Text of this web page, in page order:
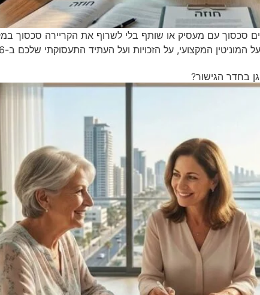
2026 גישור ועסקים גישור בעבודה 2026: איך לסיים סכסוך עם מעסיק או שותף בלי לשרוף את